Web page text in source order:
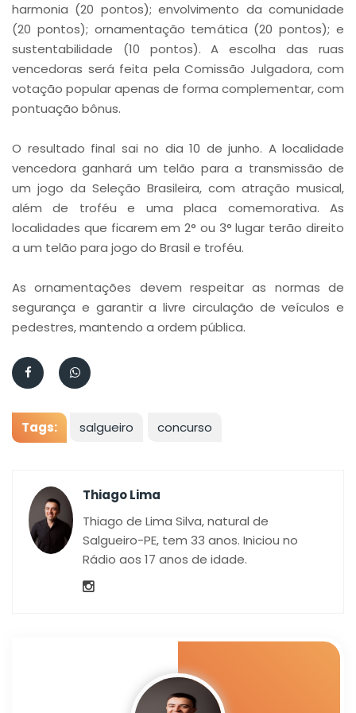
harmonia (20 pontos); envolvimento da comunidade
(20 pontos); ornamentação temática (20 pontos); e
sustentabilidade (10 pontos). A escolha das ruas
vencedoras será feita pela Comissão Julgadora, com
votação popular apenas de forma complementar, com
pontuação bônus.
O resultado final sai no dia 10 de junho. A localidade
vencedora ganhará um telão para a transmissão de
um jogo da Seleção Brasileira, com atração musical,
além de troféu e uma placa comemorativa. As
localidades que ficarem em 2° ou 3° lugar terão direito
a um telão para jogo do Brasil e troféu.
As ornamentações devem respeitar as normas de
segurança e garantir a livre circulação de veículos e
pedestres, mantendo a ordem pública.
Tags: salgueiro concurso
Thiago Lima
Thiago de Lima Silva, natural de
Salgueiro-PE, tem 33 anos. Iniciou no
Rádio aos 17 anos de idade.